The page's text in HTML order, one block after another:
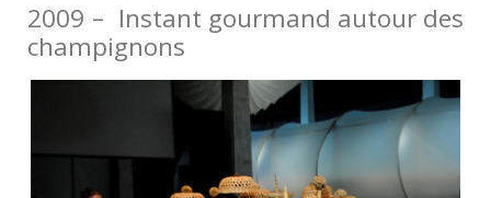
2009 – Instant gourmand autour des
champignons